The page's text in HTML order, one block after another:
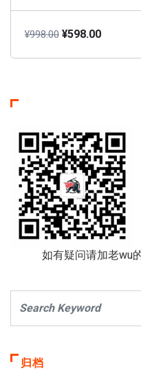
¥998.00 ¥598.00
如有疑问请加老wu
归档